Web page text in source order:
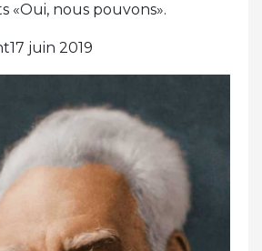
«Oui, nous pouvons».
juin 2019